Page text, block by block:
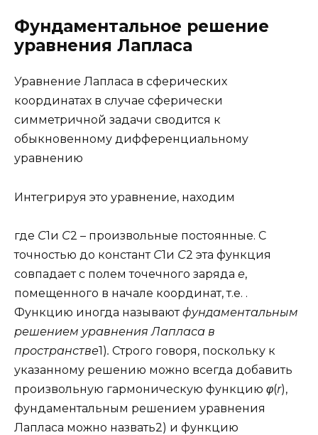
Фундаментальное решение
уравнения Лапласа
Уравнение Лапласа в сферических
координатах в случае сферически
симметричной задачи сводится к
обыкновенному дифференциальному
уравнению
Интегрируя это уравнение, находим
где С1и С2 – произвольные постоянные. С
точностью до констант С1и С2 эта функция
совпадает с полем точечного заряда е,
помещенного в начале координат, т.е. .
Функцию иногда называютфундаментальным
решением уравнения Лапласа в
пространстве1). Строго говоря, поскольку к
указанному решению можно всегда добавить
произвольную гармоническую функцию φ(r),
фундаментальным решением уравнения
Лапласа можно назвать2) и функцию